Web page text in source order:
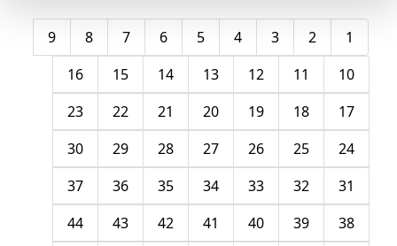
1
2
3
4
5
6
7
8
9
10
11
12
13
14
15
16
17
18
19
20
21
22
23
24
25
26
27
28
29
30
31
32
33
34
35
36
37
38
39
40
41
42
43
44